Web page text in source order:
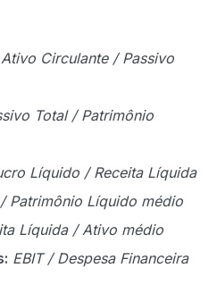
Ativo Circulante / Passivo
Total / Patrimônio
Líquido / Receita Líquida
Patrimônio Líquido médio
Líquida / Ativo médio
EBIT / Despesa Financeira